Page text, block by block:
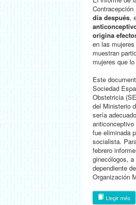
día después,
origina
en las
muestran
mujeres que
Este
Sociedad
Obstetricia
del Ministerio
sería
fue eliminada
socialista.
febrero
ginecólogos,
dependiente
Organización
Llegir més